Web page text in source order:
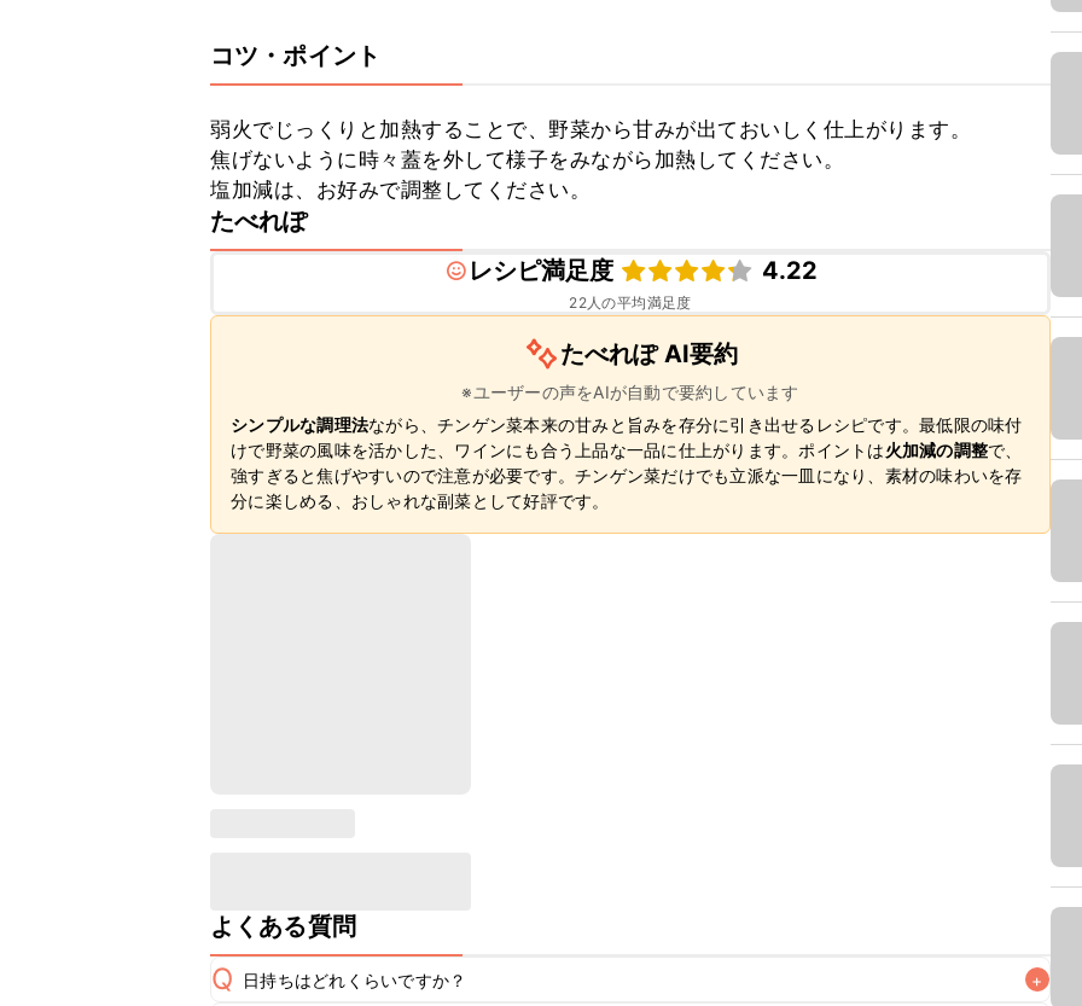
コツ・ポイント
弱火でじっくりと加熱することで、野菜から甘みが出ておいしく仕上がります。
焦げないように時々蓋を外して様子をみながら加熱してください。
塩加減は、お好みで調整してください。
たべれぽ
レシピ満足度
4.22
22人の平均満足度
たべれぽ AI要約
※ユーザーの声をAIが自動で要約しています
シンプルな調理法ながら、チンゲン菜本来の甘みと旨みを存分に引き出せるレシピです。最低限の味付
けで野菜の風味を活かした、ワインにも合う上品な一品に仕上がります。ポイントは火加減の調整で、
強すぎると焦げやすいので注意が必要です。チンゲン菜だけでも立派な一皿になり、素材の味わいを存
分に楽しめる、おしゃれな副菜として好評です。
よくある質問
Q 日持ちはどれくらいですか？ +